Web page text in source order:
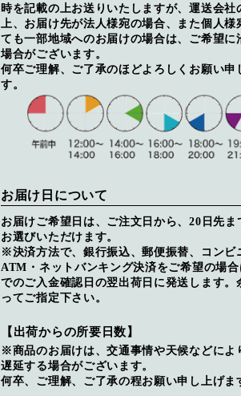
時を記載の上お送りいたしますが、運送会社
上、お届け先が法人様宛の場合、また個人様
ても一部地域へのお届けの場合は、ご希望に
場合がございます。
何卒ご理解、ご了承のほどよろしくお願い申
す。
お届け日について
お届けご希望日は、ご注文日から、20日先ま
お選びいただけます。
※決済方法で、銀行振込、郵便振替、コンビ
ATM・ネットバンキング決済をご希望の場
でのご入金確認日の翌出荷日に発送します。
ってご指定下さい。
【出荷からの所要日数】
※商品のお届けは、交通事情や天候などによ
遅延する場合がございます。
何卒、ご理解、ご了承の程お願い申し上げま